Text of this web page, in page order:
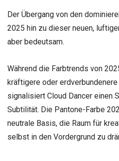
Der Übergang von den
2025 hin zu dieser neuen,
aber bedeutsam.
Während die Farbtrends von
kräftigere oder
signalisiert Cloud Dancer einen
Subtilität. Die Pantone-Farbe
neutrale Basis, die Raum für
selbst in den Vordergrund zu